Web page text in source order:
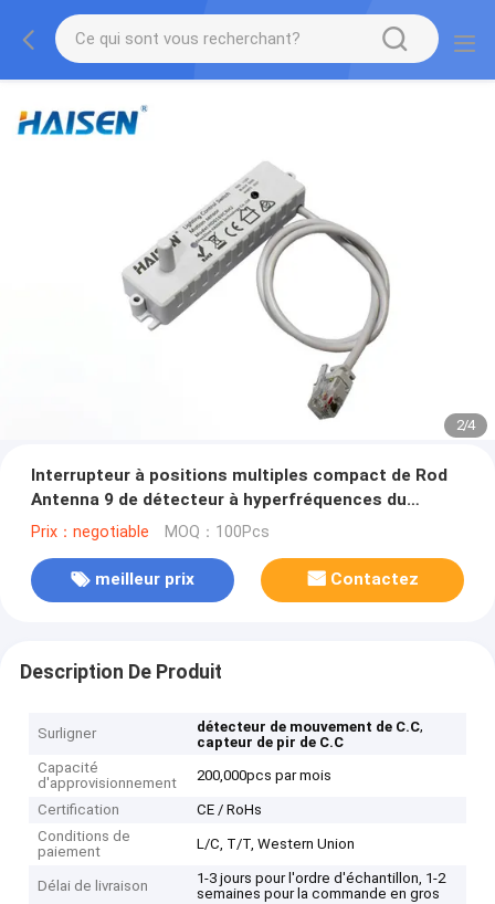
2/4
Interrupteur à positions multiples compact de Rod
Antenna 9 de détecteur à hyperfréquences du
capteur de mouvement 5.8GHz de C.C 12V
Prix：negotiable MOQ：100Pcs
meilleur prix Contactez
Description De Produit
Surligner détecteur de mouvement de C.C,
capteur de pir de C.C
Capacité
d'approvisionnement
200,000pcs par mois
Certification
CE / RoHs
Conditions de
paiement
L/C, T/T, Western Union
Délai de livraison
1-3 jours pour l'ordre d'échantillon, 1-2
semaines pour la commande en gros